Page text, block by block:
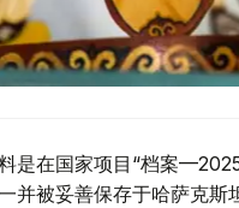
是在国家项目“档案
被妥善保存于哈萨克斯